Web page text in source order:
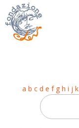
a b c d e f g h i j k